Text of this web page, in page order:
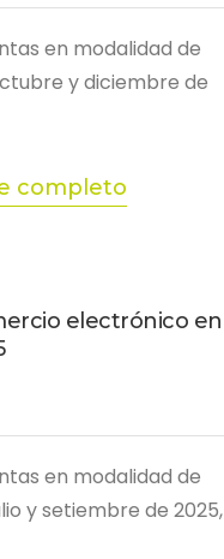
en modalidad de
y diciembre de
completo
electrónico en
en modalidad de
y setiembre de 2025,